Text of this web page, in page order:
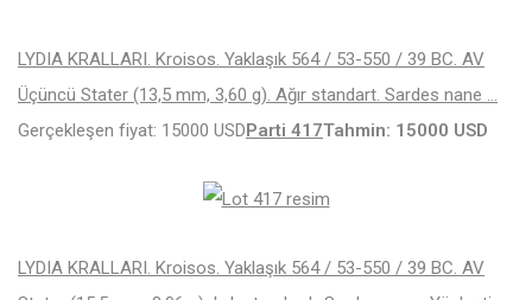
LYDIA KRALLARI. Kroisos. Yaklaşık 564 / 53-550 / 39 BC. AV
Üçüncü Stater (13,5 mm, 3,60 g). Ağır standart. Sardes nane …
Gerçekleşen fiyat: 15000 USDParti 417Tahmin: 15000 USD
LYDIA KRALLARI. Kroisos. Yaklaşık 564 / 53-550 / 39 BC. AV